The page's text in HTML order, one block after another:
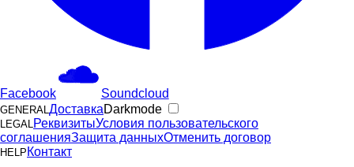
Facebook Soundcloud
GENERALДоставкаDarkmode
LEGALРеквизитыУсловия пользовательского
соглашенияЗащита данныхОтменить договор
HELP Контакт